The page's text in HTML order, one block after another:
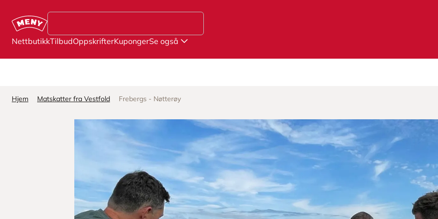
NettbutikkTilbudOppskrifterKupongerSe også
Hjem Matskatter fra Vestfold Frebergs - Nøtterøy